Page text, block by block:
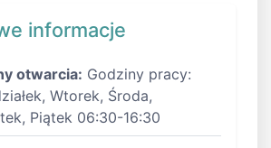
informacje
otwarcia: Godziny pracy:
Wtorek, Środa,
Piątek 06:30-16:30